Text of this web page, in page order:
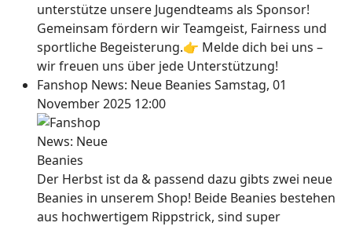
unterstütze unsere Jugendteams als Sponsor!
Gemeinsam fördern wir Teamgeist, Fairness und
sportliche Begeisterung.👉 Melde dich bei uns –
wir freuen uns über jede Unterstützung!
Fanshop News: Neue Beanies Samstag, 01
November 2025 12:00
Der Herbst ist da & passend dazu gibts zwei neue
Beanies in unserem Shop! Beide Beanies bestehen
aus hochwertigem Rippstrick, sind super